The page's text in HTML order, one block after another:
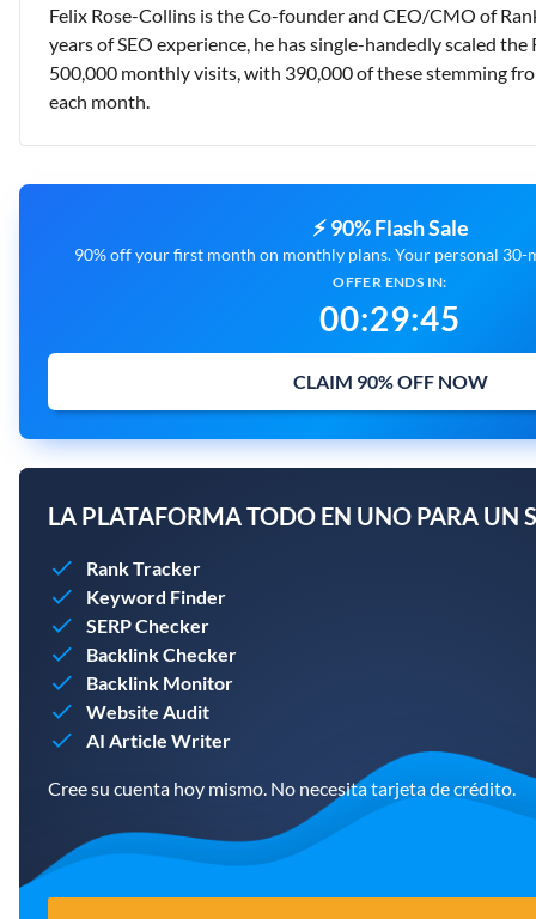
Felix Rose-Collins is the Co-founder and CEO/CMO of
years of SEO experience, he has single-handedly scaled
500,000 monthly visits, with 390,000 of these stemming
each month.
⚡ 90% Flash Sale
90% off your first month on monthly plans. Your personal
OFFER ENDS IN:
00:29:44
CLAIM 90% OFF NOW
LA PLATAFORMA TODO EN UNO PARA UN
Rank Tracker
Keyword Finder
SERP Checker
Backlink Checker
Backlink Monitor
Website Audit
AI Article Writer
Cree su cuenta hoy mismo. No necesita tarjeta de crédito.